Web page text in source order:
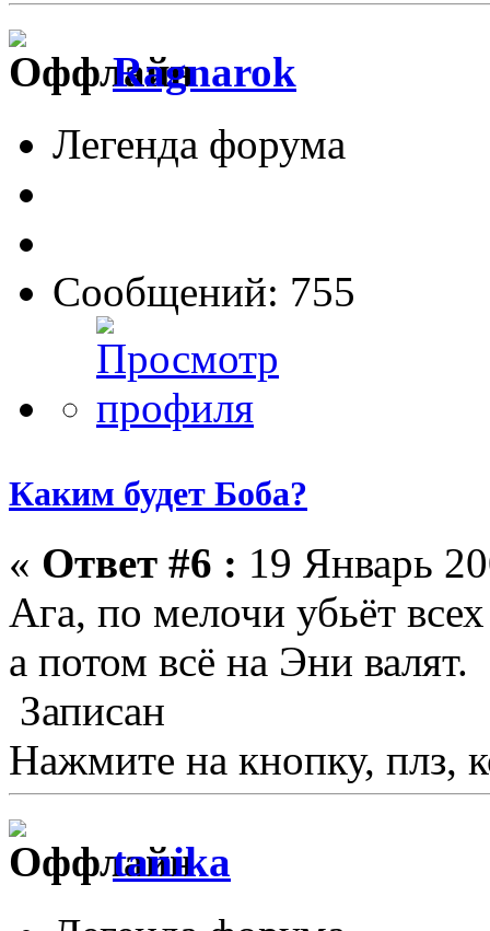
Ragnarok
Легенда форума
Сообщений: 755
Каким будет Боба?
« Ответ #6 : 19 Январь
Ага, по мелочи убьёт
а потом всё на Эни валят.
Записан
Нажмите на кнопку, плз,
tanika